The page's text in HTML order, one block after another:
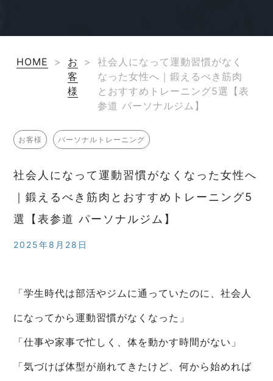
HOME >
お
客
様
>
社会人になって運動習慣がなく
なった女性へ｜鍛えるべき筋肉
とおすすめトレーニング5選【表
参道 パーソナルジム】
お客様 パーソナルトレーニング
社会人になって運動習慣がなくなった女性へ
｜鍛えるべき筋肉とおすすめトレーニング5
選【表参道 パーソナルジム】
2025年8月28日
「学生時代は部活やジムに通っていたのに、社会人
になってから運動習慣がなくなった」
「仕事や家事で忙しく、体を動かす時間がない」
「気づけば体型が崩れてきたけど、何から始めれば